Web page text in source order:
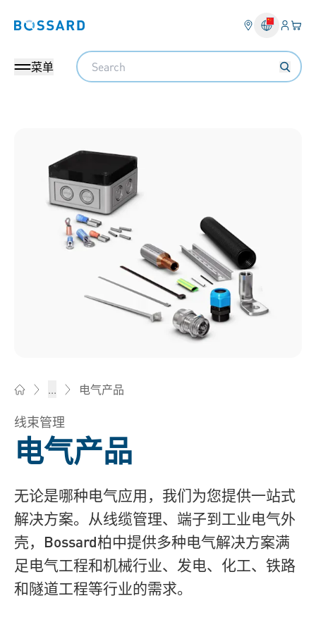
Bossard homepage 登入
您
菜单
Search
... 电气产品
线束管理
电气产品
无论是哪种电气应用，我们为您提供一站式
解决方案。从线缆管理、端子到工业电气外
壳，Bossard柏中提供多种电气解决方案满
足电气工程和机械行业、发电、化工、铁路
和隧道工程等行业的需求。